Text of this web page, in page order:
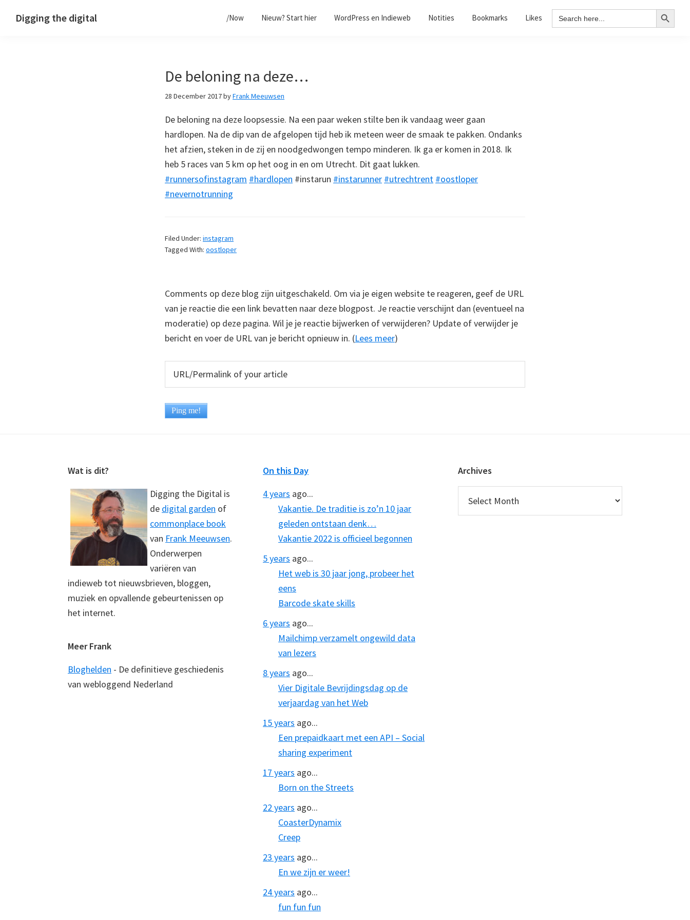
Digging the digital /Now Nieuw? Start hier WordPress en Indieweb Notities Bookmarks Likes Search
for:
Search Button
De beloning na deze…
28 December 2017byFrank Meeuwsen
De beloning na deze loopsessie. Na een paar weken stilte ben ik vandaag weer gaan
hardlopen. Na de dip van de afgelopen tijd heb ik meteen weer de smaak te pakken. Ondanks
het afzien, steken in de zij en noodgedwongen tempo minderen. Ik ga er komen in 2018. Ik
heb 5 races van 5 km op het oog in en om Utrecht. Dit gaat lukken.
#runnersofinstagram #hardlopen #instarun #instarunner #utrechtrent #oostloper
#nevernotrunning
Filed Under: instagram
Tagged With: oostloper
Comments op deze blog zijn uitgeschakeld. Om via je eigen website te reageren, geef de URL
van je reactie die een link bevatten naar deze blogpost. Je reactie verschijnt dan (eventueel na
moderatie) op deze pagina. Wil je je reactie bijwerken of verwijderen? Update of verwijder je
bericht en voer de URL van je bericht opnieuw in. (Lees meer)
Wat is dit?
Digging the Digital is
de digital garden of
commonplace book
van Frank Meeuwsen.
Onderwerpen
variëren van
indieweb tot nieuwsbrieven, bloggen,
muziek en opvallende gebeurtenissen op
het internet.
Meer Frank
Bloghelden - De definitieve geschiedenis
van webloggend Nederland
On this Day
4 years ago...
Vakantie. De traditie is zo’n 10 jaar
geleden ontstaan denk…
Vakantie 2022 is officieel begonnen
5 years ago...
Het web is 30 jaar jong, probeer het
eens
Barcode skate skills
6 years ago...
Mailchimp verzamelt ongewild data
van lezers
8 years ago...
Vier Digitale Bevrijdingsdag op de
verjaardag van het Web
15 years ago...
Een prepaidkaart met een API – Social
sharing experiment
17 years ago...
Born on the Streets
22 years ago...
CoasterDynamix
Creep
23 years ago...
En we zijn er weer!
24 years ago...
fun fun fun
Archives